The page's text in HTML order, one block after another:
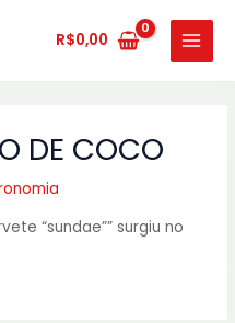
R$0,00
MAIN
MENU
DE COCO
“sundae”” surgiu no